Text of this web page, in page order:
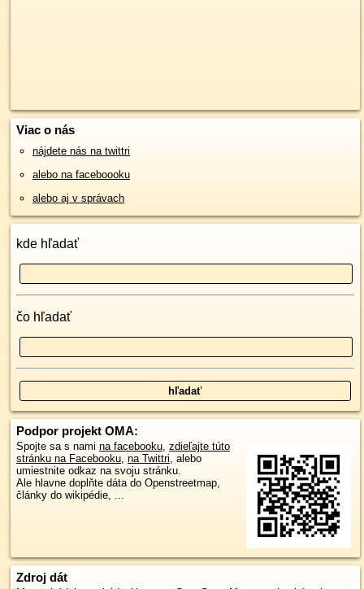
Viac o nás
nájdete nás na twittri
alebo na faceboooku
alebo aj v správach
kde hľadať
čo hľadať
Podpor projekt OMA:
Spojte sa s nami na facebooku, zdieľajte túto
stránku na Facebooku, na Twittri, alebo
umiestnite odkaz na svoju stránku.
Ale hlavne doplňte dáta do Openstreetmap,
články do wikipédie, ...
Zdroj dát